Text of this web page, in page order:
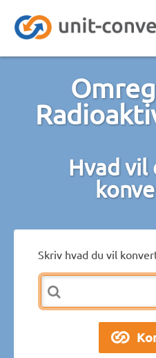
Hvad vil
Skriv hvad du vil